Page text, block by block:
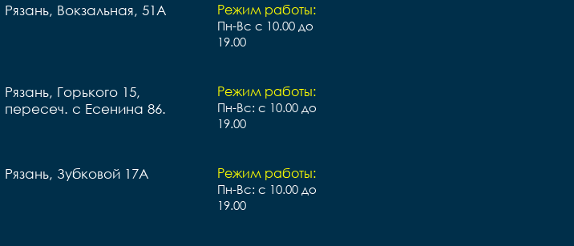
Режим работы:
Пн-Вс с 10.00 до
19.00
Рязань, Вокзальная, 51А
Режим работы:
Пн-Вс: с 10.00 до
19.00
Рязань, Горького 15,
пересеч. с Есенина 86.
Режим работы:
Пн-Вс: с 10.00 до
19.00
Рязань, Зубковой 17А